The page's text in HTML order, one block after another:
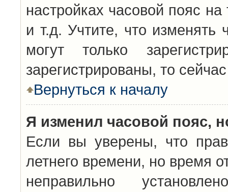
настройках часовой пояс
и т.д. Учтите, что изменять
могут только
зарегистрированы, то
Вернуться к началу
Я изменил часовой пояс,
Если вы уверены, что
летнего времени, но время
неправильно